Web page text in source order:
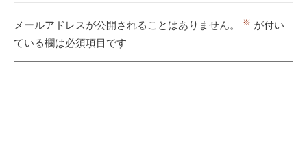
メールアドレスが公開されることはありません。 ※ が付い
ている欄は必須項目です